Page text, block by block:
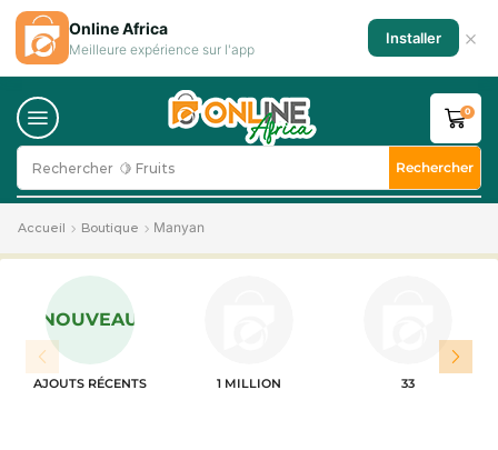
Rechercher 🍋 Fruits Rechercher
0
Accueil Boutique Manyan
NOUVEAU
AJOUTS RÉCENTS 1 MILLION 33
Online Africa
Meilleure expérience sur l'app
Installer ×